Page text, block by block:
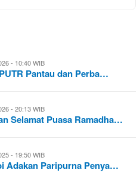
- 10:40 WIB
Pantau dan Perba…
- 20:13 WIB
Selamat Puasa Ramadha…
- 19:50 WIB
Adakan Paripurna Penya…